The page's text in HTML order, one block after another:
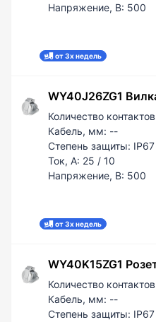
Напряжение, В: 500
от 3х недель
WY40J26ZG1
Количество
Кабель, мм: --
Степень защиты: IP67
Ток, А: 25 / 10
Напряжение, В: 500
от 3х недель
WY40K15ZG1
Количество
Кабель, мм: --
Степень защиты: IP67